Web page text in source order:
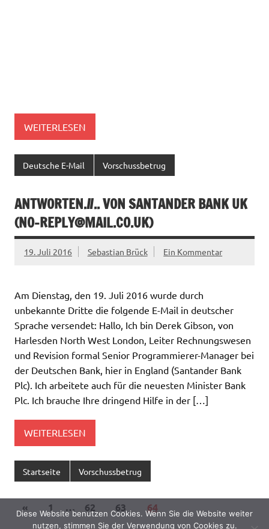
WEITERLESEN
Deutsche E-Mail Vorschussbetrug
ANTWORTEN.//.. VON SANTANDER BANK UK
(NO-REPLY@MAIL.CO.UK)
19. Juli 2016 Sebastian Brück Ein Kommentar
Am Dienstag, den 19. Juli 2016 wurde durch
unbekannte Dritte die folgende E-Mail in deutscher
Sprache versendet: Hallo, Ich bin Derek Gibson, von
Harlesden North West London, Leiter Rechnungswesen
und Revision formal Senior Programmierer-Manager bei
der Deutschen Bank, hier in England (Santander Bank
Plc). Ich arbeitete auch für die neuesten Minister Bank
Plc. Ich brauche Ihre dringend Hilfe in der […]
WEITERLESEN
Startseite Vorschussbetrug
« 1 … 62 63 64
Diese Website benutzen Cookies. Wenn Sie die Website weiter
nutzen, stimmen Sie der Verwendung von Cookies zu.